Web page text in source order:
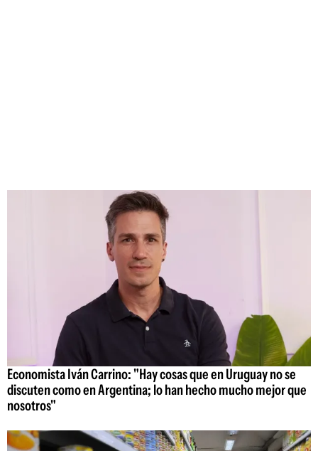
Economista Iván Carrino: "Hay cosas que en Uruguay no se
discuten como en Argentina; lo han hecho mucho mejor que
nosotros"